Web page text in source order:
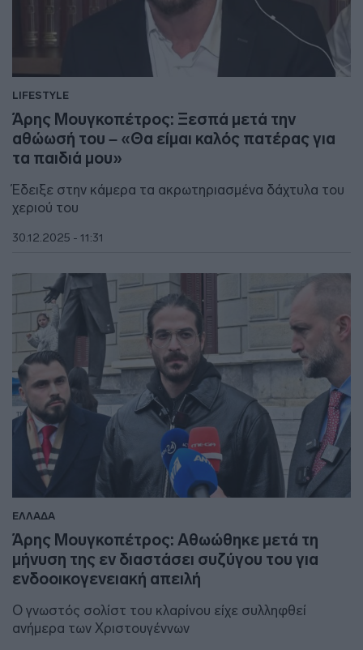
LIFESTYLE
Άρης Μουγκοπέτρος: Ξεσπά μετά την
αθώωσή του – «Θα είμαι καλός πατέρας για
τα παιδιά μου»
Έδειξε στην κάμερα τα ακρωτηριασμένα δάχτυλα του
χεριού του
30.12.2025 - 11:31
ΕΛΛΑΔΑ
Άρης Μουγκοπέτρος: Αθωώθηκε μετά τη
μήνυση της εν διαστάσει συζύγου του για
ενδοοικογενειακή απειλή
Ο γνωστός σολίστ του κλαρίνου είχε συλληφθεί
ανήμερα των Χριστουγέννων